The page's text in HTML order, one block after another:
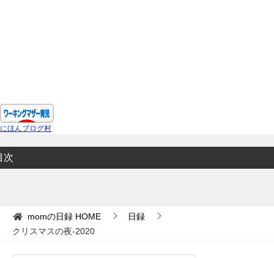
にほんブログ村
次
momの日録 HOME
日録
クリスマスの夜-2020